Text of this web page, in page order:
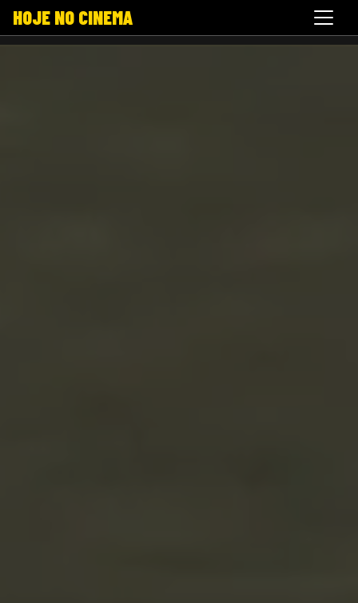
HOJE NO CINEMA